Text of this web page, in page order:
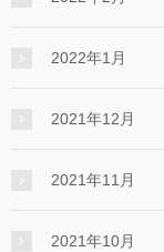
2022年1月
2021年12月
2021年11月
2021年10月